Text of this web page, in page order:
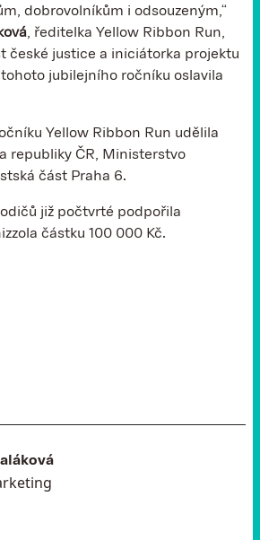
dobrovolníkům i odsouzeným,“
, ředitelka Yellow Ribbon Run,
české justice a iniciátorka projektu
jubilejního ročníku oslavila
Yellow Ribbon Run udělila
republiky ČR, Ministerstvo
část Praha 6.
již počtvrté podpořila
částku 100 000 Kč.